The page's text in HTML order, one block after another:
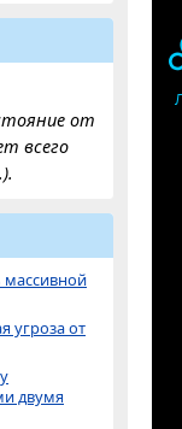
от
всего
угроза от
двумя